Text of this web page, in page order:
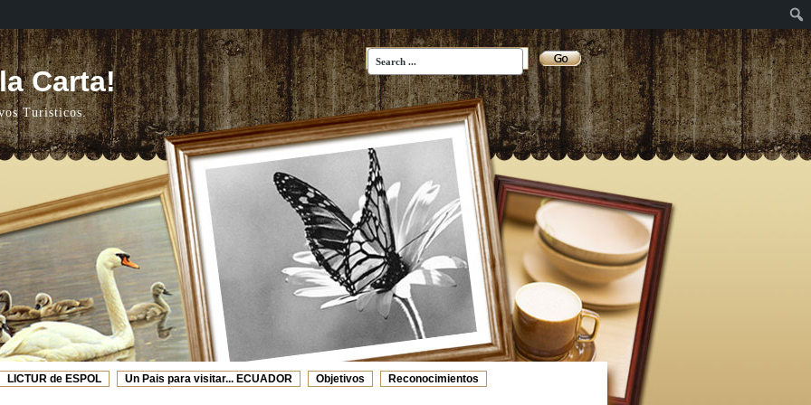
Carta!
Turisticos.
LICTUR de ESPOL Un Pais para visitar... ECUADOR Objetivos
Reconocimientos